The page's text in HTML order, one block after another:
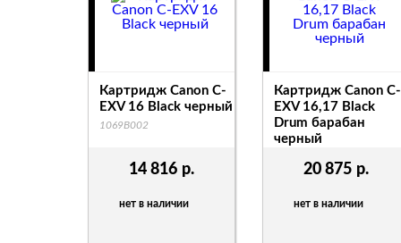
14 816 р.
нет в наличии
Картридж Canon C-
EXV 16 Black черный
1069B002
20 875 р.
нет в наличии
Картридж Canon C-
EXV 16,17 Black
Drum барабан
черный